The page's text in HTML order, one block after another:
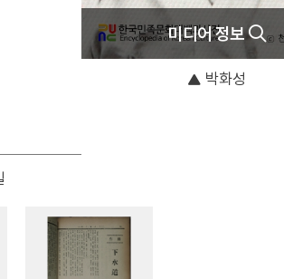
미디어 정보
박화성